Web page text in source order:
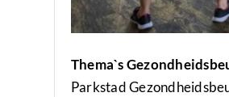
Thema`s
Parkstad